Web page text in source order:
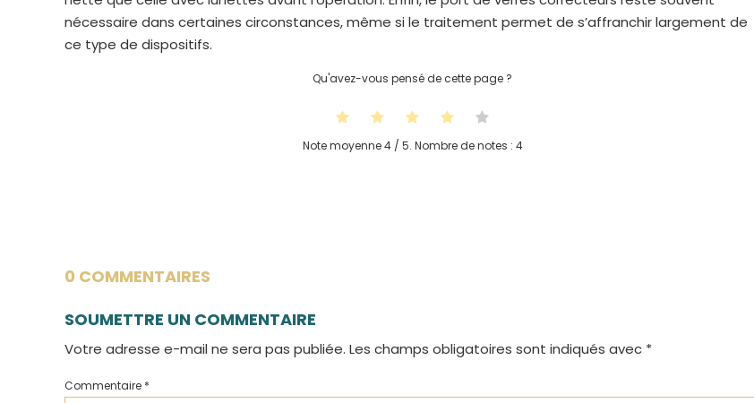
nécessaire dans certaines circonstances, même si le traitement permet de s’affranchir largement de
ce type de dispositifs.
Qu'avez-vous pensé de cette page ?
Note moyenne4/ 5. Nombre de notes : 4
0 COMMENTAIRES
SOUMETTRE UN COMMENTAIRE
Votre adresse e-mail ne sera pas publiée. Les champs obligatoires sont indiqués avec *
Commentaire *